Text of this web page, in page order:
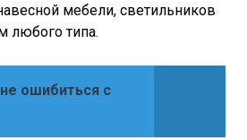
мебели, светильников
любого типа.
ошибиться с